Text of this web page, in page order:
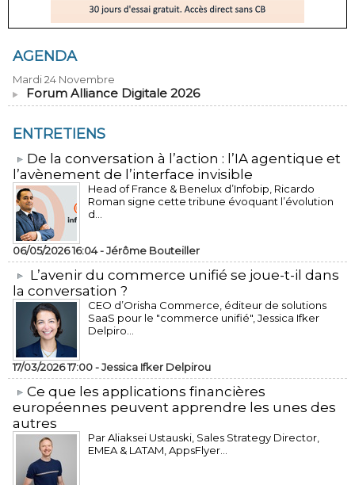
AGENDA
Mardi 24 Novembre
Forum Alliance Digitale 2026
ENTRETIENS
​De la conversation à l’action : l’IA agentique et
l’avènement de l’interface invisible
Head of France & Benelux d’Infobip, Ricardo
Roman signe cette tribune évoquant l’évolution
d...
06/05/2026 16:04 -Jérôme Bouteiller
L’avenir du commerce unifié se joue-t-il dans
la conversation ?
CEO d’Orisha Commerce, éditeur de solutions
SaaS pour le "commerce unifié", Jessica Ifker
Delpiro...
17/03/2026 17:00 -Jessica Ifker Delpirou
​Ce que les applications financières
européennes peuvent apprendre les unes des
autres
Par Aliaksei Ustauski, Sales Strategy Director,
EMEA & LATAM, AppsFlyer...